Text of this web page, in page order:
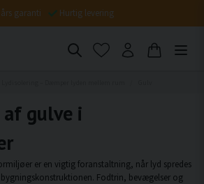
års garanti Hurtig levering
gulve i
er en vigtig foranstaltning, når lyd spredes
Fodtrin, bevægelser og